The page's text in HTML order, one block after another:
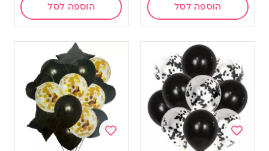
הוספה לסל הוספה לסל
Add